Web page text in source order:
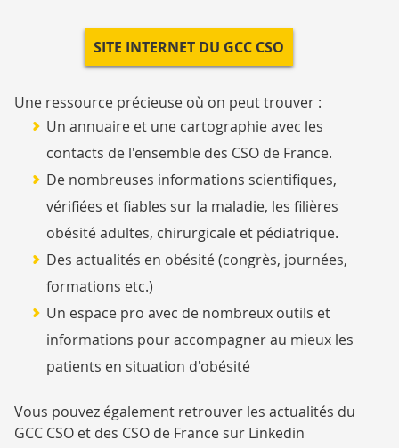
SITE INTERNET DU GCC CSO
Une ressource précieuse où on peut trouver :
Un annuaire et une cartographie avec les
contacts de l'ensemble des CSO de France.
De nombreuses informations scientifiques,
vérifiées et fiables sur la maladie, les filières
obésité adultes, chirurgicale et pédiatrique.
Des actualités en obésité (congrès, journées,
formations etc.)
Un espace pro avec de nombreux outils et
informations pour accompagner au mieux les
patients en situation d'obésité
Vous pouvez également retrouver les actualités du
GCC CSO et des CSO de France sur Linkedin